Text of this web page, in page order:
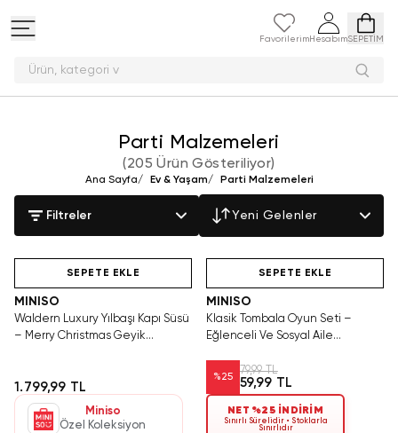
Favorilerim HesabımSEPETİM
Ü
Parti Malzemeleri
(205 Ürün Gösteriliyor)
Ana Sayfa/ Ev & Yaşam/ Parti Malzemeleri
Filtreler Yeni Gelenler
SEPETE EKLE
MINISO
Waldern Luxury Yılbaşı Kapı Süsü
– Merry Christmas Geyik
1.799,99 TL
Miniso
Özel Koleksiyon
Tükenmeden Satın Al
SEPETE EKLE
MINISO
Klasik Tombala Oyun Seti –
Eğlenceli Ve Sosyal Aile
%25
79,99 TL
59,99 TL
NET %25 İNDİRİM
Sınırlı Sürelidir • Stoklarla
Sınırlıdır